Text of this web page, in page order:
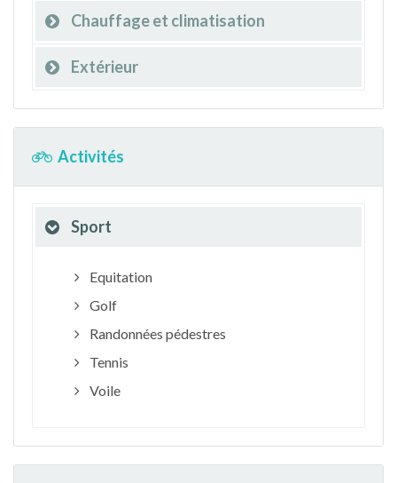
Chauffage et climatisation
Extérieur
Activités
Sport
Equitation
Golf
Randonnées pédestres
Tennis
Voile